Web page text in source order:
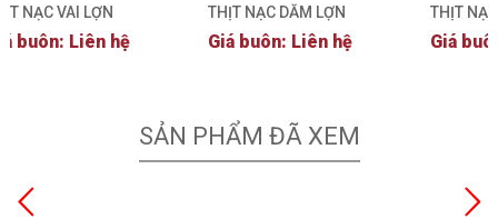
NẠC VAI LỢN
XƯƠNG ĐÔNG
buôn: Liên hệ
THỊT NẠC DĂM LỢN
KHÔNG XƯƠNG ĐÔNG
Giá buôn: Liên hệ
THỊT
KHÔNG
Giá
SẢN PHẨM ĐÃ XEM